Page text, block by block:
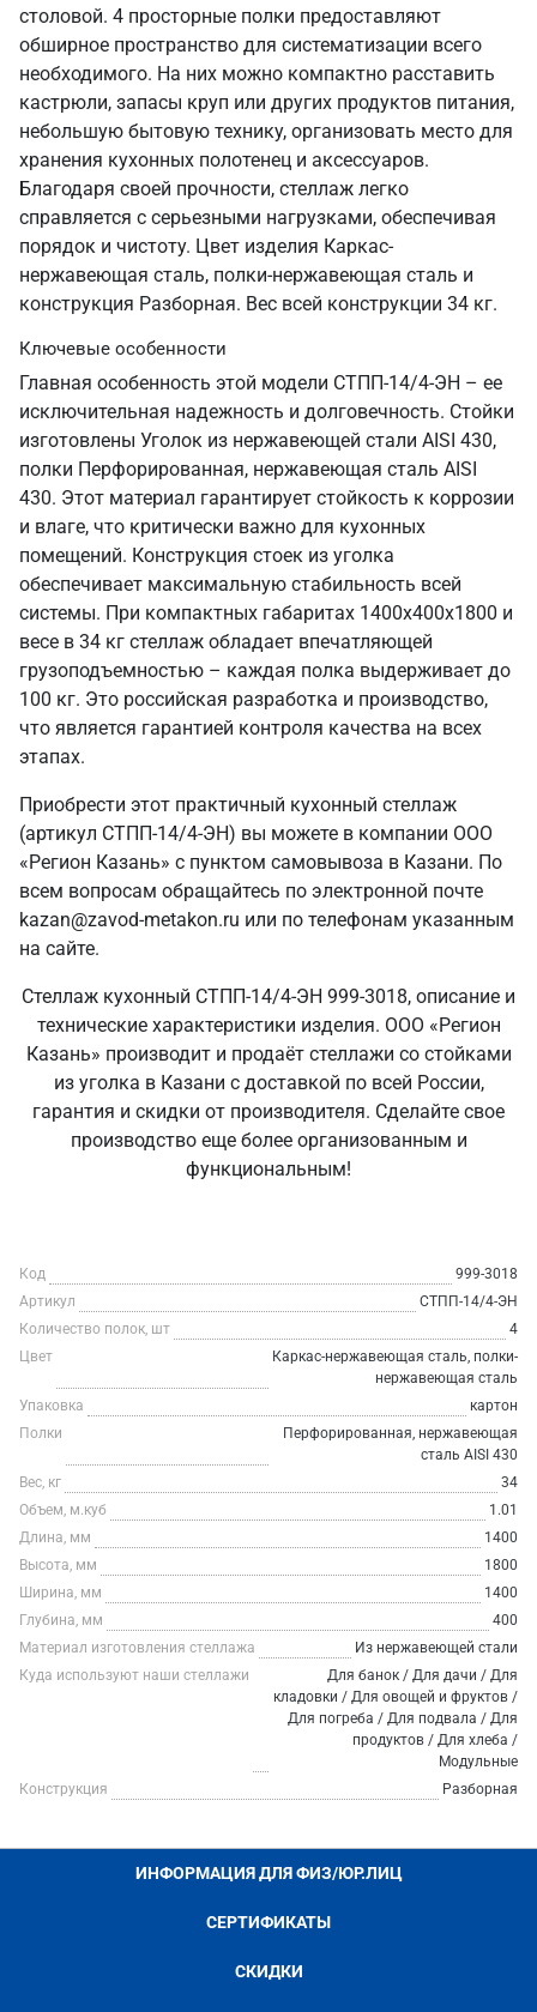
столовой. 4 просторные полки предоставляют
обширное пространство для систематизации всего
необходимого. На них можно компактно расставить
кастрюли, запасы круп или других продуктов питания,
небольшую бытовую технику, организовать место для
хранения кухонных полотенец и аксессуаров.
Благодаря своей прочности, стеллаж легко
справляется с серьезными нагрузками, обеспечивая
порядок и чистоту. Цвет изделия Каркас-
нержавеющая сталь, полки-нержавеющая сталь и
конструкция Разборная. Вес всей конструкции 34 кг.
Ключевые особенности
Главная особенность этой модели СТПП-14/4-ЭН – ее
исключительная надежность и долговечность. Стойки
изготовлены Уголок из нержавеющей стали AISI 430,
полки Перфорированная, нержавеющая сталь AISI
430. Этот материал гарантирует стойкость к коррозии
и влаге, что критически важно для кухонных
помещений. Конструкция стоек из уголка
обеспечивает максимальную стабильность всей
системы. При компактных габаритах 1400х400х1800 и
весе в 34 кг стеллаж обладает впечатляющей
грузоподъемностью – каждая полка выдерживает до
100 кг. Это российская разработка и производство,
что является гарантией контроля качества на всех
этапах.
Приобрести этот практичный кухонный стеллаж
(артикул СТПП-14/4-ЭН) вы можете в компании ООО
«Регион Казань» с пунктом самовывоза в Казани. По
всем вопросам обращайтесь по электронной почте
kazan@zavod-metakon.ru или по телефонам указанным
на сайте.
Стеллаж кухонный СТПП-14/4-ЭН 999-3018, описание и
технические характеристики изделия. ООО «Регион
Казань» производит и продаёт стеллажи со стойками
из уголка в Казани с доставкой по всей России,
гарантия и скидки от производителя. Сделайте свое
производство еще более организованным и
функциональным!
Код
999-3018
Артикул
СТПП-14/4-ЭН
Количество полок, шт
4
Цвет
Каркас-нержавеющая сталь, полки-
нержавеющая сталь
Упаковка
картон
Полки
Перфорированная, нержавеющая
сталь AISI 430
Вес, кг
34
Объем, м.куб
1.01
Длина, мм
1400
Высота, мм
1800
Ширина, мм
1400
Глубина, мм
400
Материал изготовления стеллажа
Из нержавеющей стали
Куда используют наши стеллажи
Для банок / Для дачи / Для
кладовки / Для овощей и фруктов /
Для погреба / Для подвала / Для
продуктов / Для хлеба /
Модульные
Конструкция
Разборная
ИНФОРМАЦИЯ ДЛЯ ФИЗ/ЮР.ЛИЦ
СЕРТИФИКАТЫ
СКИДКИ